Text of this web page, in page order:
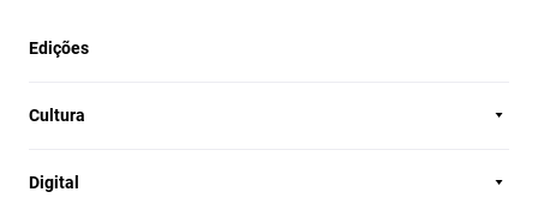
Edições
Cultura
Digital